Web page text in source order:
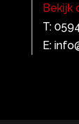
Bekijk
T:
E: